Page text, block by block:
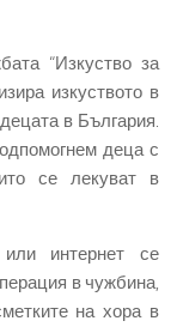
“Изкуство за
изкуството в
в България.
деца с
се лекуват в
интернет се
в чужбина,
на хора в